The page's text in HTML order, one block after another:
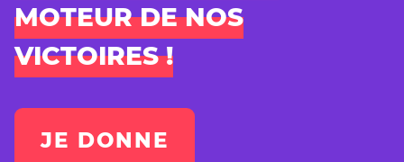
MOTEUR DE NOS
VICTOIRES !
JE DONNE